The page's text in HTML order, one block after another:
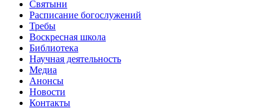
Святыни
Расписание богослужений
Требы
Воскресная школа
Библиотека
Научная деятельность
Медиа
Анонсы
Новости
Контакты